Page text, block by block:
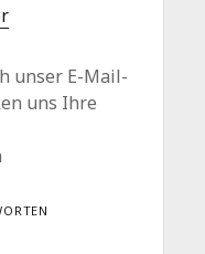
unser E-Mail-
uns Ihre